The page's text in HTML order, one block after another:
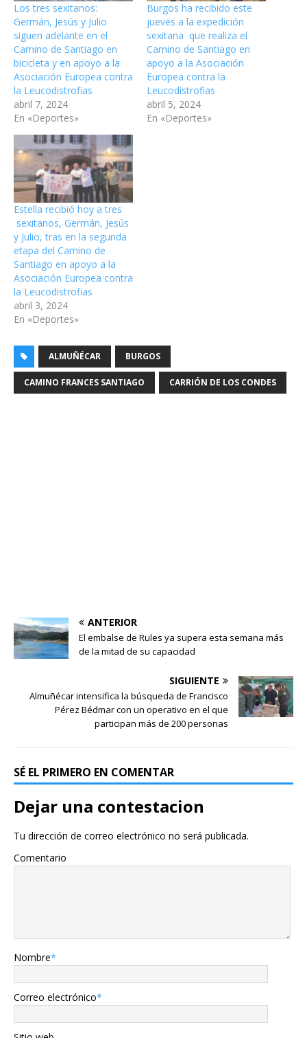
Los tres sexitanos:
Germán, Jesús y Julio
siguen adelante en el
Camino de Santiago en
bicicleta y en apoyo a la
Asociación Europea contra
la Leucodistrofias
abril 7, 2024
En «Deportes»
Burgos ha recibido este
jueves a la expedición
sexitana que realiza el
Camino de Santiago en
apoyo a la Asociación
Europea contra la
Leucodistrofias
abril 5, 2024
En «Deportes»
Estella recibió hoy a tres
sexitanos, Germán, Jesús
y Julio, tras en la segunda
etapa del Camino de
Santiago en apoyo a la
Asociación Europea contra
la Leucodistrofias
abril 3, 2024
En «Deportes»
ALMUÑÉCAR BURGOS
CAMINO FRANCES SANTIAGO CARRIÓN DE LOS CONDES
ANTERIOR
El embalse de Rules ya supera esta semana más
de la mitad de su capacidad
SIGUIENTE
Almuñécar intensifica la búsqueda de Francisco
Pérez Bédmar con un operativo en el que
participan más de 200 personas
SÉ EL PRIMERO EN COMENTAR
Dejar una contestacion
Tu dirección de correo electrónico no será publicada.
Comentario
Nombre*
Correo electrónico*